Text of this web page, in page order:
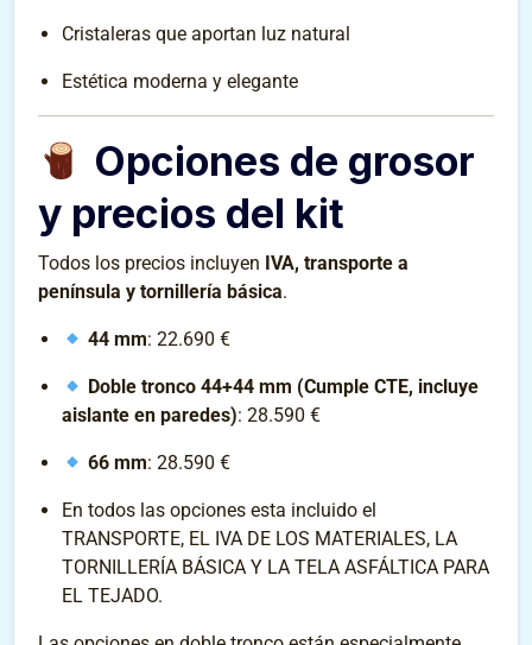
Cristaleras que aportan luz natural
Estética moderna y elegante
Opciones de grosor
y precios del kit
Todos los precios incluyen IVA, transporte a
península y tornillería básica.
44 mm: 22.690 €
Doble tronco 44+44 mm (Cumple CTE, incluye
aislante en paredes): 28.590 €
66 mm: 28.590 €
En todos las opciones esta incluido el
TRANSPORTE, EL IVA DE LOS MATERIALES, LA
TORNILLERÍA BÁSICA Y LA TELA ASFÁLTICA PARA
EL TEJADO.